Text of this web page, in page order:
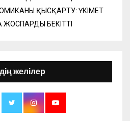
ҚЫСҚАРТУ: ҮКІМЕТ
БЕКІТТІ
желілер